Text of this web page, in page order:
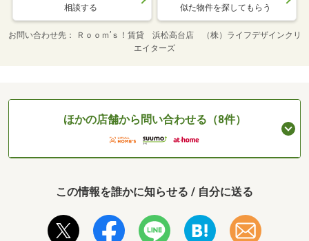
相談する 似た物件を探してもらう
お問い合わせ先
Ｒｏｏｍ’ｓ！賃貸 浜松高台店 （株）ライフデザインクリ
エイターズ
ほかの店舗から問い合わせる（8件）
この情報を誰かに知らせる / 自分に送る